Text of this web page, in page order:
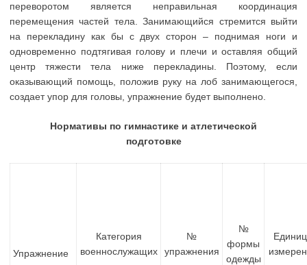
переворотом является неправильная координация
перемещения частей тела. Занимающийся стремится выйти
на перекладину как бы с двух сторон – поднимая ноги и
одновременно подтягивая голову и плечи и оставляя общий
центр тяжести тела ниже перекладины. Поэтому, если
оказывающий помощь, положив руку на лоб занимающегося,
создает упор для головы, упражнение будет выполнено.
Нормативы по гимнастике и атлетической
подготовке
Упражнение
Категория
военнослужащих
№
упражнения
№
формы
одежды